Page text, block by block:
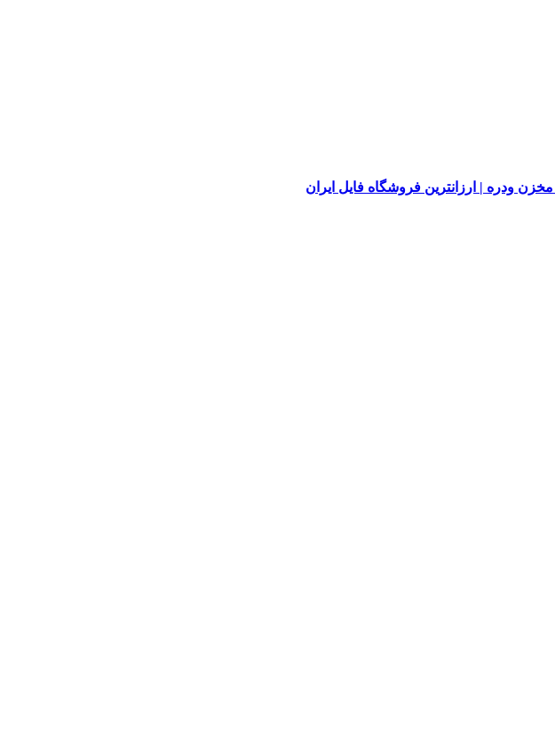
مخزن ودره | ارزانترین فروشگاه فایل ایران